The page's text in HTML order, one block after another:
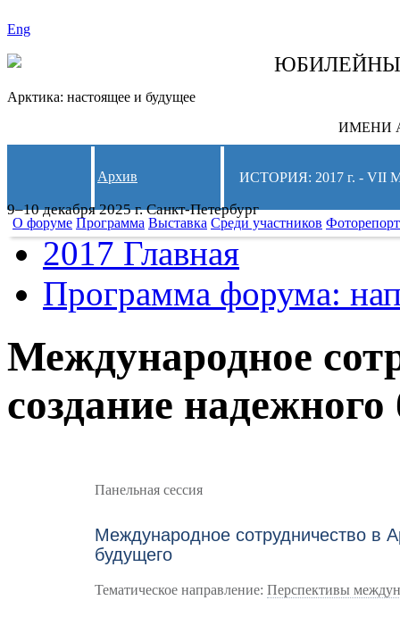
Eng
Арктика: настоящее и будущее
ИМЕНИ
9–10 декабря 2025 г. Санкт-Петербург
Архив ИСТОРИЯ: 2017 г. -
О форуме Программа Выставка Среди участников
2017 Главная
Программа форума:
Международное
создание надежного
Панельная сессия
Международное сотрудничество в
будущего
Тематическое направление:Перспективы